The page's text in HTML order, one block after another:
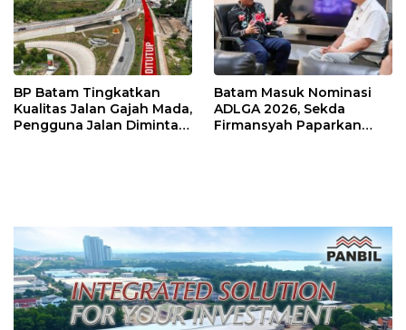
BP Batam Tingkatkan
Kualitas Jalan Gajah Mada,
Pengguna Jalan Diminta
Batam Masuk Nominasi
ADLGA 2026, Sekda
Firmansyah Paparkan